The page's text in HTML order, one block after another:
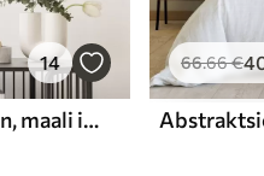
14
Abstraktne kompositsioon, maali imitatsioon
66.66€